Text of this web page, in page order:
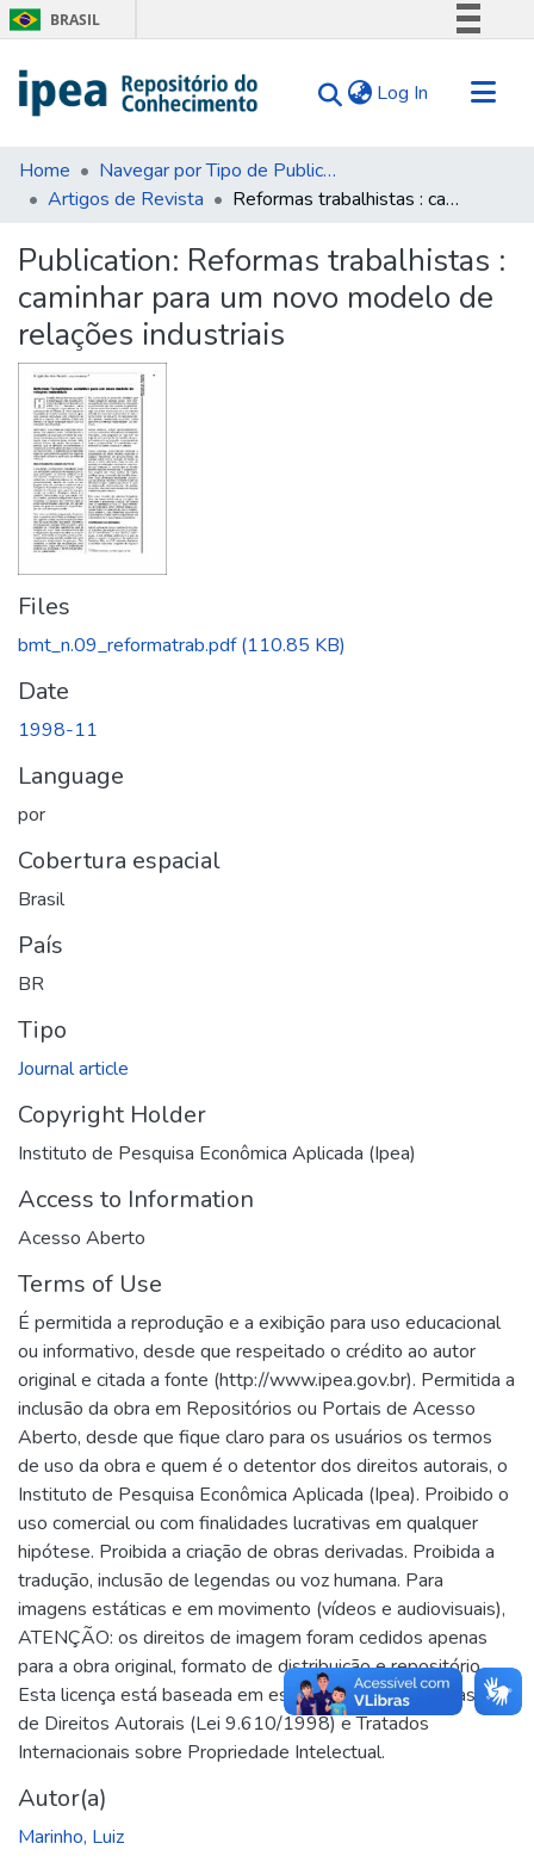
BRASIL
Comunica BR
Acesso à informação
Legislação
Log In (current)
Communities & Collections
Search for
Statistics
About Us
Home
Navegar por Tipo de Publicação
Artigos de Revista
Reformas trabalhistas : caminhar para um novo modelo de relações industriais
Publication: Reformas trabalhistas :
caminhar para um novo modelo de
relações industriais
Files
bmt_n.09_reformatrab.pdf(110.85 KB)
Date
1998-11
Language
por
Cobertura espacial
Brasil
País
BR
Tipo
Journal article
Copyright Holder
Instituto de Pesquisa Econômica Aplicada (Ipea)
Access to Information
Acesso Aberto
Terms of Use
É permitida a reprodução e a exibição para uso educacional
ou informativo, desde que respeitado o crédito ao autor
original e citada a fonte (http://www.ipea.gov.br). Permitida a
inclusão da obra em Repositórios ou Portais de Acesso
Aberto, desde que fique claro para os usuários os termos
de uso da obra e quem é o detentor dos direitos autorais, o
Instituto de Pesquisa Econômica Aplicada (Ipea). Proibido o
uso comercial ou com finalidades lucrativas em qualquer
hipótese. Proibida a criação de obras derivadas. Proibida a
tradução, inclusão de legendas ou voz humana. Para
imagens estáticas e em movimento (vídeos e audiovisuais),
ATENÇÃO: os direitos de imagem foram cedidos apenas
para a obra original, formato de distribuição e repositório.
Esta licença está baseada em estudos sobre a Lei Brasileira
de Direitos Autorais (Lei 9.610/1998) e Tratados
Internacionais sobre Propriedade Intelectual.
Autor(a)
Marinho, Luiz